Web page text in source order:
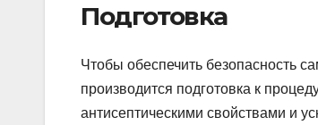
Подготовка
Чтобы обеспечить безопасность
производится подготовка к
антисептическими свойствами и